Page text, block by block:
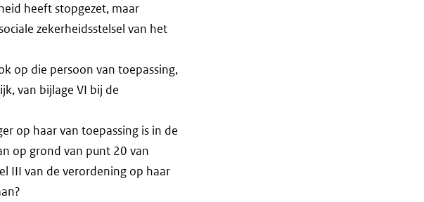
heeft stopgezet, maar
zekerheidsstelsel van het
op die persoon van toepassing,
van bijlage VI bij de
op haar van toepassing is in de
op grond van punt 20 van
III van de verordening op haar